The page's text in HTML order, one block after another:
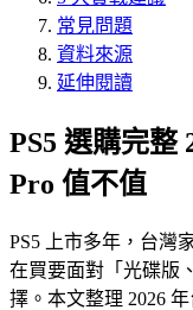
常見問題
資料來源
延伸閱讀
PS5 選購完整
Pro 值不值
PS5 上市多年，台灣
在買要面對「 光碟版
擇。本文整理 2026